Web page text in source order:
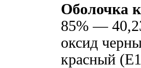
Оболочка
85% —
оксид
красный